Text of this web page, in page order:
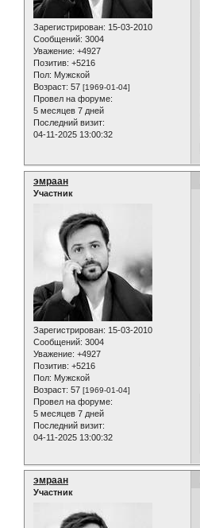
Зарегистрирован: 15-03-2010
Сообщений: 3004
Уважение: +4927
Позитив: +5216
Пол: Мужской
Возраст: 57 [1969-01-04]
Провел на форуме:
5 месяцев 7 дней
Последний визит:
04-11-2025 13:00:32
эмраан
Участник
Зарегистрирован: 15-03-2010
Сообщений: 3004
Уважение: +4927
Позитив: +5216
Пол: Мужской
Возраст: 57 [1969-01-04]
Провел на форуме:
5 месяцев 7 дней
Последний визит:
04-11-2025 13:00:32
эмраан
Участник